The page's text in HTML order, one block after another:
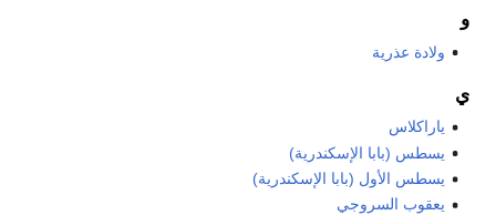
و
ولادة عذرية
ي
ياراكلاس
يسطس (بابا الإسكندرية)
يسطس الأول (بابا الإسكندرية)
يعقوب السروجي